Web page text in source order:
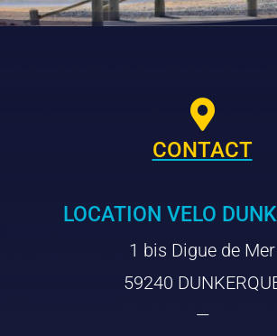

CONTACT
LOCATION VELO
1 bis Digue de Mer
59240
—